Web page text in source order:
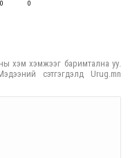
0 0
хэм хэмжээг баримтална уу.
сэтгэгдэлд Urug.mn